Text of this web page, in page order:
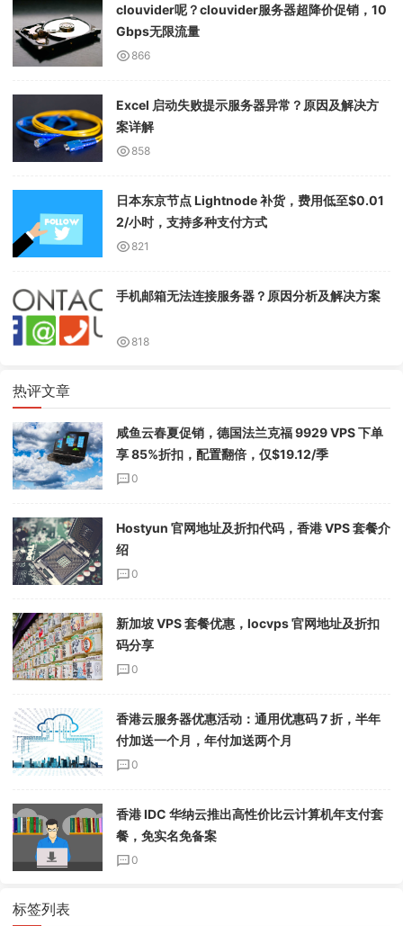
clouvider呢？clouvider服务器超降价促销，10
Gbps无限流量
866
Excel 启动失败提示服务器异常？原因及解决方
案详解
858
日本东京节点 Lightnode 补货，费用低至$0.01
2/小时，支持多种支付方式
821
手机邮箱无法连接服务器？原因分析及解决方案
818
热评文章
咸鱼云春夏促销，德国法兰克福 9929 VPS 下单
享 85%折扣，配置翻倍，仅$19.12/季
0
Hostyun 官网地址及折扣代码，香港 VPS 套餐介
绍
0
新加坡 VPS 套餐优惠，locvps 官网地址及折扣
码分享
0
香港云服务器优惠活动：通用优惠码 7 折，半年
付加送一个月，年付加送两个月
0
香港 IDC 华纳云推出高性价比云计算机年支付套
餐，免实名免备案
0
标签列表